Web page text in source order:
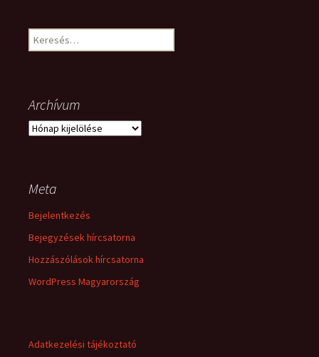
Keresés:
Archívum
Archívum
Meta
Bejelentkezés
Bejegyzések hírcsatorna
Hozzászólások hírcsatorna
WordPress Magyarország
Adatkezelési tájékoztató